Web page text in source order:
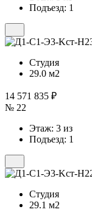
Подъезд: 1
Студия
29.0 м2
14 571 835 ₽
№ 22
Этаж: 3 из
Подъезд: 1
Студия
29.1 м2